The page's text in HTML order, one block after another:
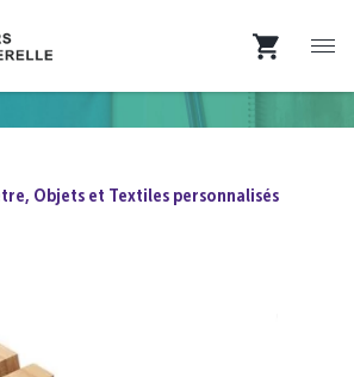
Objets et Textiles personnalisés